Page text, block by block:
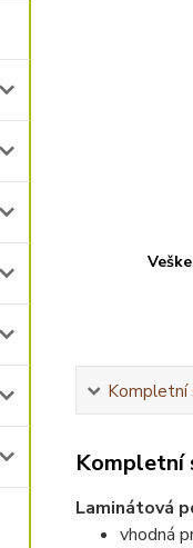
Kompletní
Kompletní
Laminátová
vhodná